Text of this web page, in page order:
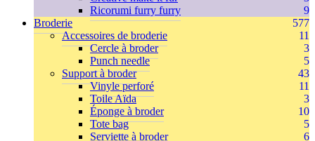
Ricorumi furry furry
9
Broderie
577
Accessoires de broderie
11
Cercle à broder
3
Punch needle
5
Support à broder
43
Vinyle perforé
11
Toile Aïda
3
Éponge à broder
10
Tote bag
5
Serviette à broder
6